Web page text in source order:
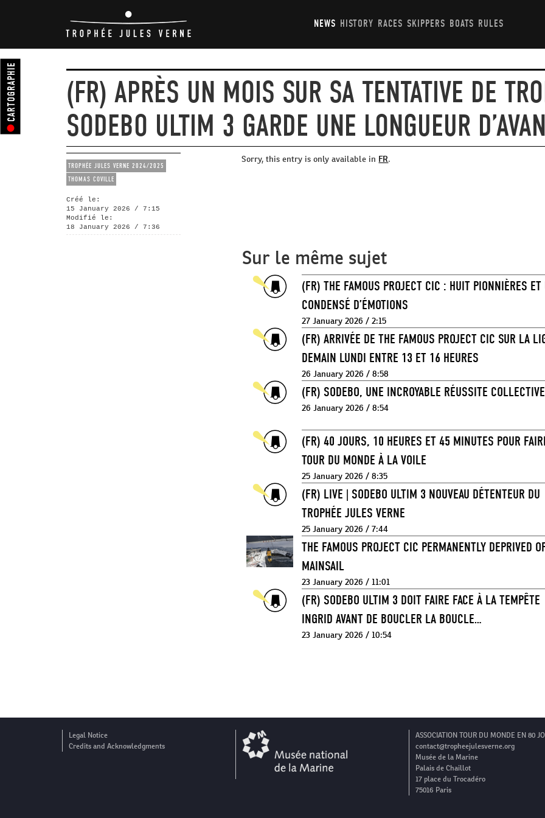
NEWS HISTORY RACES SKIPPERS BOATS RULES
CARTOGRAPHIE
(FR) APRÈS UN MOIS SUR SA TENTATIVE DE
SODEBO ULTIM 3 GARDE UNE LONGUEUR
TROPHÉE JULES VERNE 2024/2025
THOMAS COVILLE
Créé le:
15 January 2026 / 7:15
Modifié le:
18 January 2026 / 7:36
Sorry, this entry is only available in FR.
Sur le même sujet
(FR) THE FAMOUS PROJECT CIC : HUIT PIONNIÈRES ET
CONDENSÉ D’ÉMOTIONS
27 January 2026 / 2:15
(FR) ARRIVÉE DE THE FAMOUS PROJECT CIC SUR LA
DEMAIN LUNDI ENTRE 13 ET 16 HEURES
26 January 2026 / 8:58
(FR) SODEBO, UNE INCROYABLE RÉUSSITE COLLECTIVE
26 January 2026 / 8:54
(FR) 40 JOURS, 10 HEURES ET 45 MINUTES POUR
TOUR DU MONDE À LA VOILE
25 January 2026 / 8:35
(FR) LIVE | SODEBO ULTIM 3 NOUVEAU DÉTENTEUR DU
TROPHÉE JULES VERNE
25 January 2026 / 7:44
THE FAMOUS PROJECT CIC PERMANENTLY DEPRIVED
MAINSAIL
23 January 2026 / 11:01
(FR) SODEBO ULTIM 3 DOIT FAIRE FACE À LA TEMPÊTE
INGRID AVANT DE BOUCLER LA BOUCLE…
23 January 2026 / 10:54
Legal Notice
Credits and Acknowledgments
ASSOCIATION TOUR DU MONDE EN 80
contact@tropheejulesverne.org
Musée de la Marine
Palais de Chaillot
17 place du Trocadéro
75016 Paris